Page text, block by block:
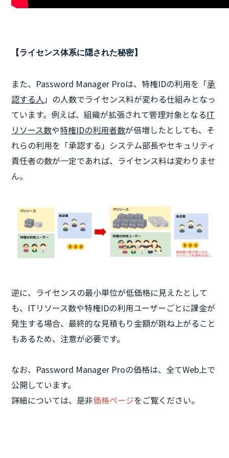
【ライセンス体系に隠された秘密】
また、Password Manager Proは、特権IDの利用を「承
認する人」の人数でライセンス料が変わる仕組みとなっ
ています。例えば、組織が拡張されて管理対象となるIT
リソース数や特権IDの利用者数が倍増したとしても、そ
れらの利用を「承認する」システム部長やセキュリティ
責任者の数が一定であれば、ライセンス料は変わりませ
ん。
逆に、ライセンスの最小単位が低価格に見えたとして
も、ITリソース数や特権IDの利用ユーザーごとに課金が
発生する場合、最終的な見積もり金額が跳ね上がること
もあるため、注意が必要です。
なお、Password Manager Proの価格は、全てWeb上で
公開しています。
詳細については、是非価格ページをご覧ください。